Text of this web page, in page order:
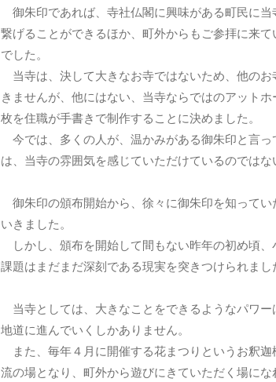
御朱印であれば、寺社仏閣に興味がある町民に
繋げることができるほか、町外からもご参拝に来
でした。
当寺は、決して大きなお寺ではないため、他の
きませんが、他にはない、当寺ならではのアット
枚を住職が手書きで制作することに決めました。
今では、多くの人が、温かみがある御朱印と言
は、当寺の雰囲気を感じていただけているのではな
御朱印の頒布開始から、徐々に御朱印を知って
いきました。
しかし、頒布を開始して間もない昨年の初め頃、
課題はまだまだ深刻である現実を突きつけられまし
当寺としては、大きなことをできるようなパワー
地道に進んでいくしかありません。
また、毎年４月に開催する花まつりというお釈
流の場となり、町外から遊びにきていただく場にな